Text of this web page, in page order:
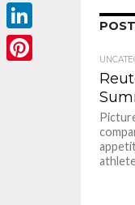
WhatsApp
LinkedIn